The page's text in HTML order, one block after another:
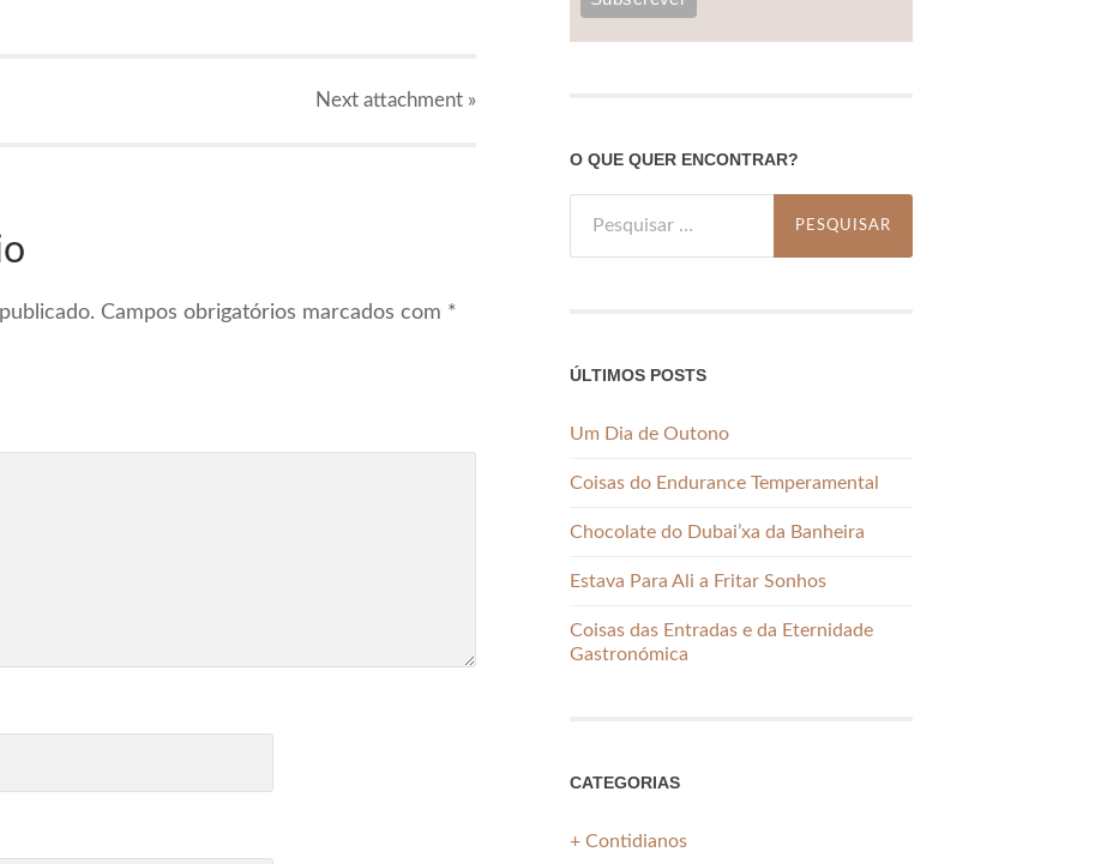
Next attachment »
Campos obrigatórios marcados com *
O QUE QUER ENCONTRAR?
por:
ÚLTIMOS POSTS
Um Dia de Outono
Coisas do Endurance Temperamental
Chocolate do Dubai’xa da Banheira
Estava Para Ali a Fritar Sonhos
Coisas das Entradas e da Eternidade
Gastronómica
CATEGORIAS
+ Contidianos